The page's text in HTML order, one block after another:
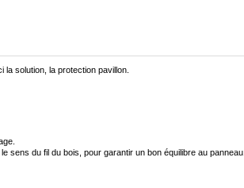
la solution, la protection pavillon.
sens du fil du bois pour garantir un bon équilibre au panneau